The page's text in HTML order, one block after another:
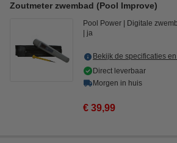
Zoutmeter zwembad (Pool Improve)
Pool Power Digitale
ja
Bekijk de specificaties
Direct leverbaar
Morgen in huis
€ 39,99